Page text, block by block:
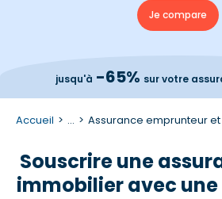
jusqu'à -65% sur votre
Accueil ... Assurance emprunteur
Souscrire une
immobilier avec